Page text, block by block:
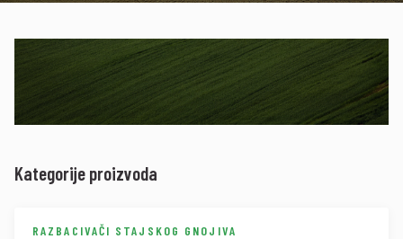
Kategorije proizvoda
RAZBACIVAČI STAJSKOG GNOJIVA